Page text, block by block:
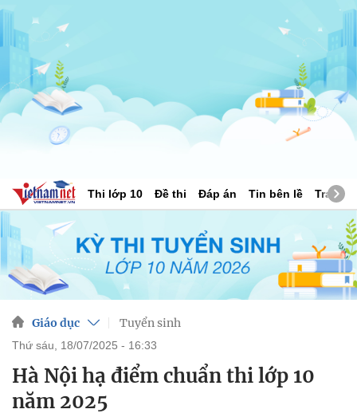
Thi lớp 10 Đề thi Đáp án Tin bên lề Tra
Giáo dục Tuyển sinh
thứ sáu, 18/07/2025 - 16:33
Hà Nội hạ điểm chuẩn thi lớp 10
năm 2025